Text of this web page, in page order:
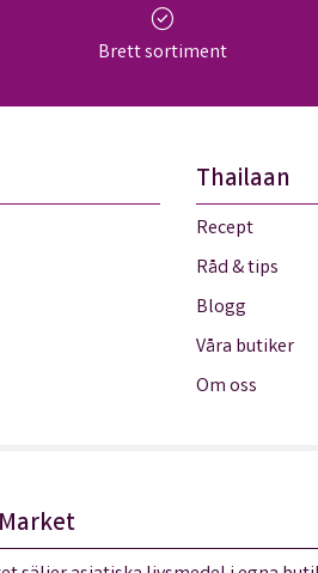
check_circle
Brett sortiment
Thailaan
Recept
Råd & tips
Blogg
Våra butiker
Om oss